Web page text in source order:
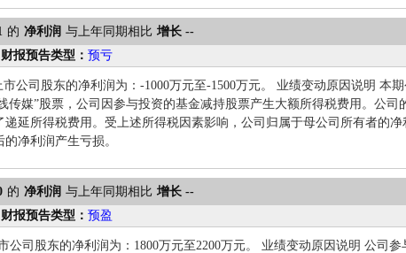
的 净利润 与上年同期相比 增长 --
财报预告类型： 预亏
市公司股东的净利润为：-1000万元至-1500万元。 业绩变动原因说明 本
传媒”股票，公司因参与投资的基金减持股票产生大额所得税费用。公司
延所得税费用。受上述所得税因素影响，公司归属于母公司所有者的
净利润产生亏损。
的 净利润 与上年同期相比 增长 --
财报预告类型： 预盈
公司股东的净利润为：1800万元至2200万元。 业绩变动原因说明 公司